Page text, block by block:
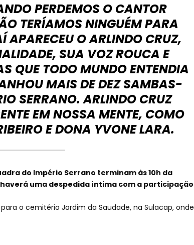
PERDEMOS O CANTOR
TERÍAMOS NINGUÉM PARA
APARECEU O ARLINDO CRUZ,
SUA VOZ ROUCA E
QUE TODO MUNDO ENTENDIA
MAIS DE DEZ SAMBAS-
SERRANO. ARLINDO CRUZ
EM NOSSA MENTE, COMO
E DONA YVONE LARA.
do Império Serrano terminam às 10h da
uma despedida íntima com a participação
o cemitério Jardim da Saudade, na Sulacap, onde